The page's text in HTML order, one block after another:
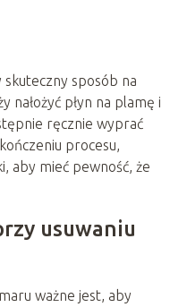
skuteczny sposób na
nałożyć płyn na plamę i
ręcznie wyprać
procesu,
aby mieć pewność, że
usuwaniu
ważne jest, aby